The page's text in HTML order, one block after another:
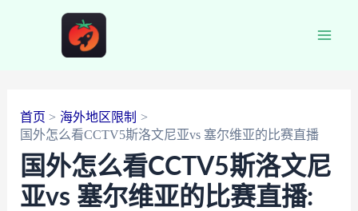
首页
海外地区限制
国外怎么看CCTV5斯洛文尼亚vs 塞尔维亚的比赛直播
国外怎么看CCTV5斯洛文尼
亚vs 塞尔维亚的比赛直播: